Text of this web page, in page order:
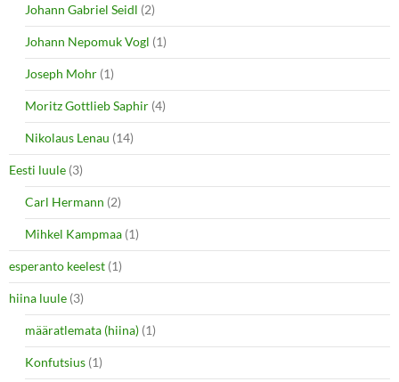
Johann Gabriel Seidl (2)
Johann Nepomuk Vogl (1)
Joseph Mohr (1)
Moritz Gottlieb Saphir (4)
Nikolaus Lenau (14)
Eesti luule (3)
Carl Hermann (2)
Mihkel Kampmaa (1)
esperanto keelest (1)
hiina luule (3)
määratlemata (hiina) (1)
Konfutsius (1)